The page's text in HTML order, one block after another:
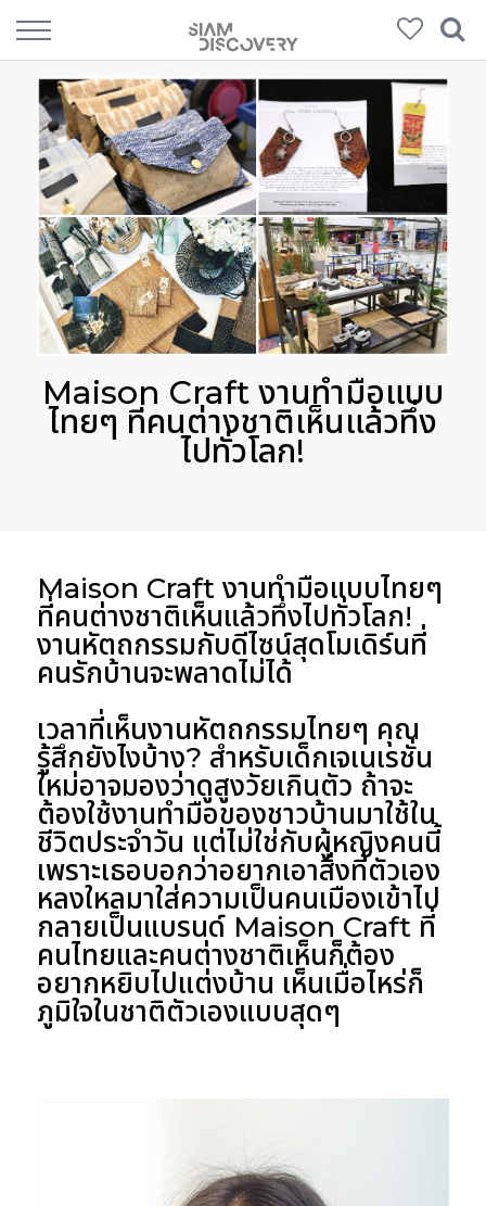
Maison Craft งานทำมือแบบ
ไทยๆ ที่คนต่างชาติเห็นแล้วทึ่ง
ไปทั่วโลก!
Maison Craft งานทำมือแบบไทยๆ
ที่คนต่างชาติเห็นแล้วทึ่งไปทั่วโลก!
งานหัตถกรรมกับดีไซน์สุดโมเดิร์นที่
คนรักบ้านจะพลาดไม่ได้
เวลาที่เห็นงานหัตถกรรมไทยๆ คุณ
รู้สึกยังไงบ้าง? สำหรับเด็กเจเนเรชั่น
ใหม่อาจมองว่าดูสูงวัยเกินตัว ถ้าจะ
ต้องใช้งานทำมือของชาวบ้านมาใช้ใน
ชีวิตประจำวัน แต่ไม่ใช่กับผู้หญิงคนนี้
เพราะเธอบอกว่าอยากเอาสิ่งที่ตัวเอง
หลงใหลมาใส่ความเป็นคนเมืองเข้าไป
กลายเป็นแบรนด์ Maison Craft ที่
คนไทยและคนต่างชาติเห็นก็ต้อง
อยากหยิบไปแต่งบ้าน เห็นเมื่อไหร่ก็
ภูมิใจในชาติตัวเองแบบสุดๆ